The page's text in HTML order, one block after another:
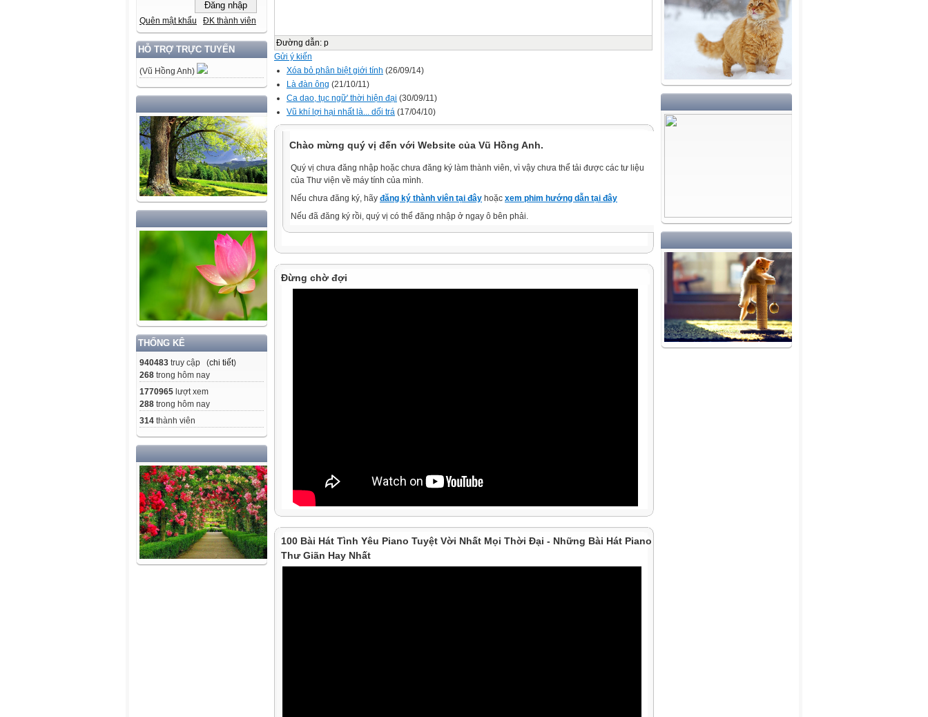
Quên mật khẩu ĐK thành viên
HỖ TRỢ TRỰC TUYẾN
(Vũ Hồng Anh)
THỐNG KÊ
940483 truy cập (chi tiết)
268 trong hôm nay
1770965 lượt xem
288 trong hôm nay
314 thành viên
Đường dẫn: p
Gửi ý kiến
Xóa bỏ phân biệt giới tính (26/09/14)
Là đàn ông (21/10/11)
Ca dao, tục ngữ' thời hiện đại (30/09/11)
Vũ khí lợi hại nhất là... dối trá (17/04/10)
Chào mừng quý vị đến với Website của Vũ Hồng Anh.
Quý vị chưa đăng nhập hoặc chưa đăng ký làm thành viên, vì vậy chưa thể tải được các tư liệu
của Thư viện về máy tính của mình.
Nếu chưa đăng ký, hãy đăng ký thành viên tại đây hoặc xem phim hướng dẫn tại đây
Nếu đã đăng ký rồi, quý vị có thể đăng nhập ở ngay ô bên phải.
Đừng chờ đợi
100 Bài Hát Tình Yêu Piano Tuyệt Vời Nhất Mọi Thời Đại - Những Bài Hát Piano
Thư Giãn Hay Nhất